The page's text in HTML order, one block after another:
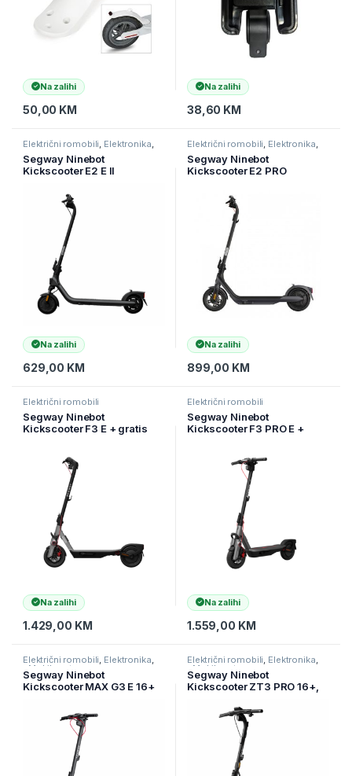
Na zalihi
50,00 KM
Na zalihi
38,60 KM
Električni romobili, Elektronika,
Segway Ninebot
Kickscooter E2 E II
Na zalihi
629,00 KM
Električni romobili, Elektronika,
Segway Ninebot
Kickscooter E2 PRO
Na zalihi
899,00 KM
Električni romobili
Segway Ninebot
Kickscooter F3 E + gratis
Na zalihi
1.429,00 KM
Električni romobili
Segway Ninebot
Kickscooter F3 PRO E +
Na zalihi
1.559,00 KM
Električni romobili, Elektronika,
eMobilnost
Segway Ninebot
Kickscooter MAX G3 E 16+
Električni romobili, Elektronika,
eMobilnost
Segway Ninebot
Kickscooter ZT3 PRO 16+,
km/h, 25%, 11”, 1600 W